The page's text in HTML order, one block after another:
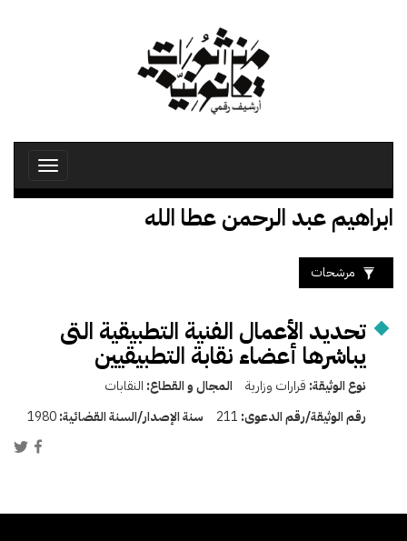
Toggle
ابراهيم عبد الرحمن عطا الله
مرشحات
تحديد الأعمال الفنية التطبيقية التى
يباشرها أعضاء نقابة التطبيقيين
نوع الوثيقة: قرارات وزارية المجال و القطاع: النقابات
رقم الوثيقة/رقم الدعوى: 211 سنة الإصدار/السنة القضائية:1980